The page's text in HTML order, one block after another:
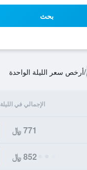
بحث
/أرخص سعر الليلة الواحدة
الإجمالي في الليلة
771 ﷼
852 ﷼